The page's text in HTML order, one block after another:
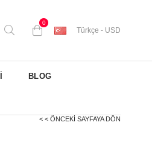
0
Türkçe - USD
BLOG
< < ÖNCEKI SAYFAYA DÖN